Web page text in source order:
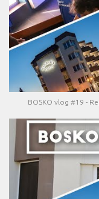
BOSKO vlog #19 -